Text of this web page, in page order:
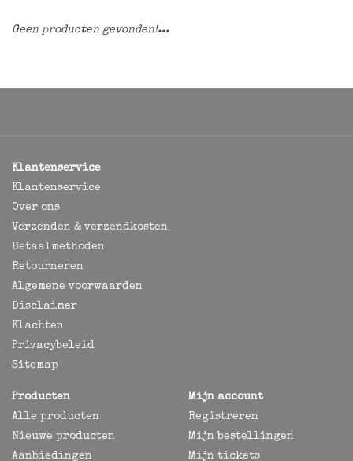
Geen producten gevonden!...
Klantenservice
Klantenservice
Over ons
Verzenden & verzendkosten
Betaalmethoden
Retourneren
Algemene voorwaarden
Disclaimer
Klachten
Privacybeleid
Sitemap
Producten
Alle producten
Nieuwe producten
Aanbiedingen
Mijn account
Registreren
Mijn bestellingen
Mijn tickets